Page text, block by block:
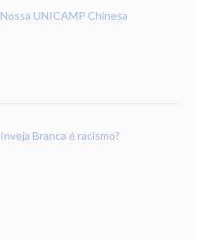
Nossa UNICAMP Chinesa
Inveja Branca é racismo?